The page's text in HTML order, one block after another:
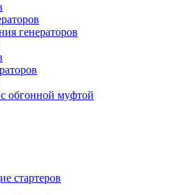
генераторов
обгонной муфтой
стартеров